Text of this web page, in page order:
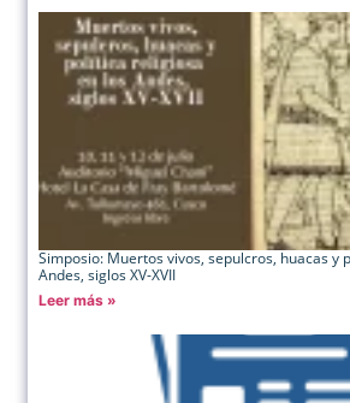
Simposio: Muertos vivos, sepulcros, huacas y
Andes, siglos XV-XVII
Leer más »